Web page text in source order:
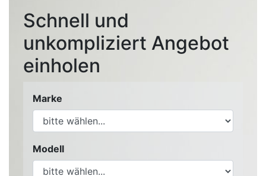
Schnell und
unkompliziert Angebot
einholen
Marke
Modell